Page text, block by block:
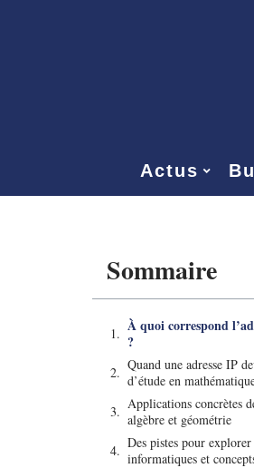
Actus
Sommaire
À quoi correspond
?
Quand une adresse IP
d’étude en
Applications concrètes
algèbre et géométrie
Des pistes pour
informatiques et